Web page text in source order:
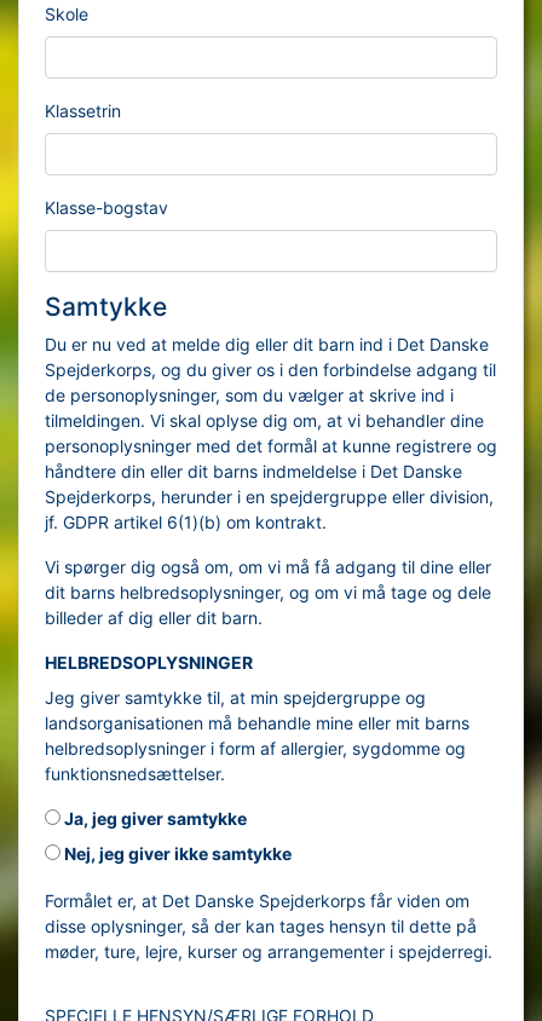
Skole
Klassetrin
Klasse-bogstav
Samtykke
Du er nu ved at melde dig eller dit barn ind i Det Danske
Spejderkorps, og du giver os i den forbindelse adgang til
de personoplysninger, som du vælger at skrive ind i
tilmeldingen. Vi skal oplyse dig om, at vi behandler dine
personoplysninger med det formål at kunne registrere og
håndtere din eller dit barns indmeldelse i Det Danske
Spejderkorps, herunder i en spejdergruppe eller division,
jf. GDPR artikel 6(1)(b) om kontrakt.
Vi spørger dig også om, om vi må få adgang til dine eller
dit barns helbredsoplysninger, og om vi må tage og dele
billeder af dig eller dit barn.
HELBREDSOPLYSNINGER
Jeg giver samtykke til, at min spejdergruppe og
landsorganisationen må behandle mine eller mit barns
helbredsoplysninger i form af allergier, sygdomme og
funktionsnedsættelser.
Ja, jeg giver samtykke
Nej, jeg giver ikke samtykke
Formålet er, at Det Danske Spejderkorps får viden om
disse oplysninger, så der kan tages hensyn til dette på
møder, ture, lejre, kurser og arrangementer i spejderregi.
SPECIELLE HENSYN/SÆRLIGE FORHOLD